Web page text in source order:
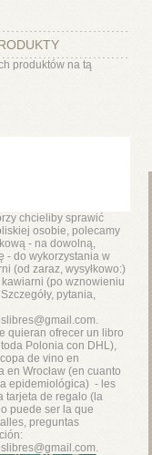
produktów na tą
chcieliby sprawić
osobie, polecamy
- na dowolną,
- do wykorzystania w
(od zaraz, wysyłkowo:)
kawiarni (po wznowieniu
pytania,
quieran ofrecer un libro
Polonia con DHL),
de vino en
en Wrocław (en cuanto
epidemiológica) - les
tarjeta de regalo (la
puede ser la que
preguntas